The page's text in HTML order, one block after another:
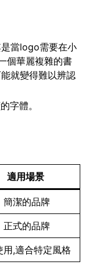
當logo需要在小
個華麗複雜的書
就變得難以辨認
字體。
適用場景
簡潔的品牌
正式的品牌
用,適合特定風格